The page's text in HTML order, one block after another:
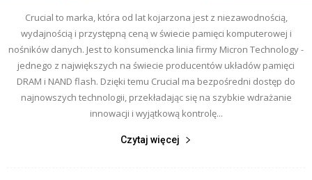
Crucial to marka, która od lat kojarzona jest z niezawodnością,
wydajnością i przystępną ceną w świecie pamięci komputerowej i
nośników danych. Jest to konsumencka linia firmy Micron Technology -
jednego z największych na świecie producentów układów pamięci
DRAM i NAND flash. Dzięki temu Crucial ma bezpośredni dostęp do
najnowszych technologii, przekładając się na szybkie wdrażanie
innowacji i wyjątkową kontrolę...
Czytaj więcej